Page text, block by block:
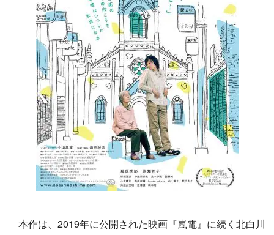
本作は、2019年に公開された映画『嵐電』に続く北白川